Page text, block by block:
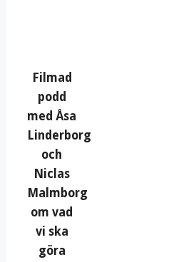
Filmad
podd
med Åsa
Linderborg
och
Niclas
Malmborg
om vad
vi ska
göra